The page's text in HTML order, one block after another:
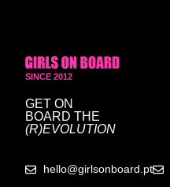
SINCE 2012
GET ON
BOARD THE
(R)EVOLUTION
hello@girlsonboard.pt